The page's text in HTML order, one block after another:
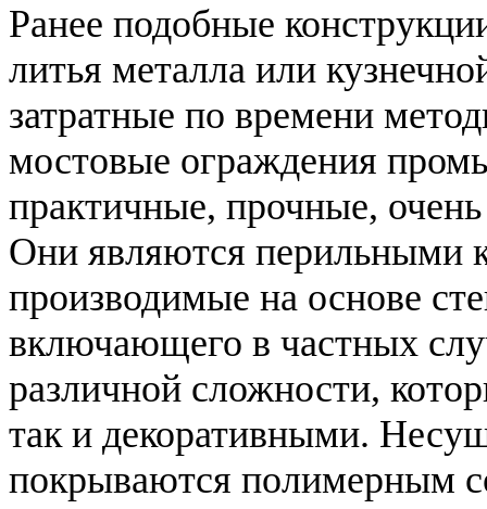
Ранее подобные
литья металла или
затратные по времени
мостовые ограждения
практичные, прочные,
Они являются перильными
производимые на основе
включающего в частных
различной сложности,
так и декоративными.
покрываются полимерным